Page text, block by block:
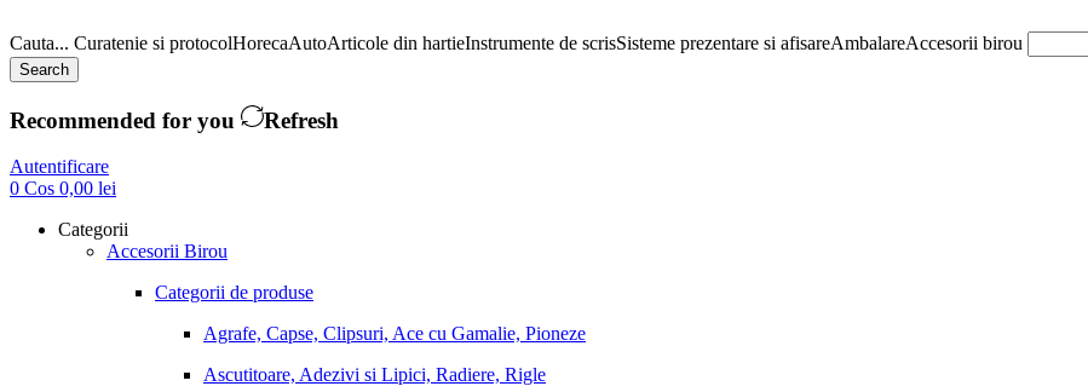
Cauta... Curatenie si protocolHorecaAutoArticole din hartieInstrumente de scrisSisteme prezentare si afisareAmbalareAccesorii birou
Search
Recommended for you Refresh
Autentificare
0 Cos 0,00 lei
Categorii
Accesorii Birou
Categorii de produse
Agrafe, Capse, Clipsuri, Ace cu Gamalie, Pioneze
Ascutitoare, Adezivi si Lipici, Radiere, Rigle